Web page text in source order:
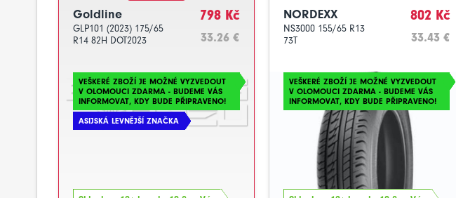
Goldline
GLP101 (2023) 175/65
R14 82H DOT2023
798 Kč
33.26 €
VEŠKERÉ ZBOŽÍ JE MOŽNÉ VYZVEDOUT
V OLOMOUCI ZDARMA - BUDEME VÁS
INFORMOVAT, KDY BUDE PŘIPRAVENO!
ASIJSKÁ LEVNĚJŠÍ ZNAČKA
NORDEXX
NS3000 155/65 R13
73T
802 Kč
33.43 €
VEŠKERÉ ZBOŽÍ JE MOŽNÉ VYZVEDOUT
V OLOMOUCI ZDARMA - BUDEME VÁS
INFORMOVAT, KDY BUDE PŘIPRAVENO!